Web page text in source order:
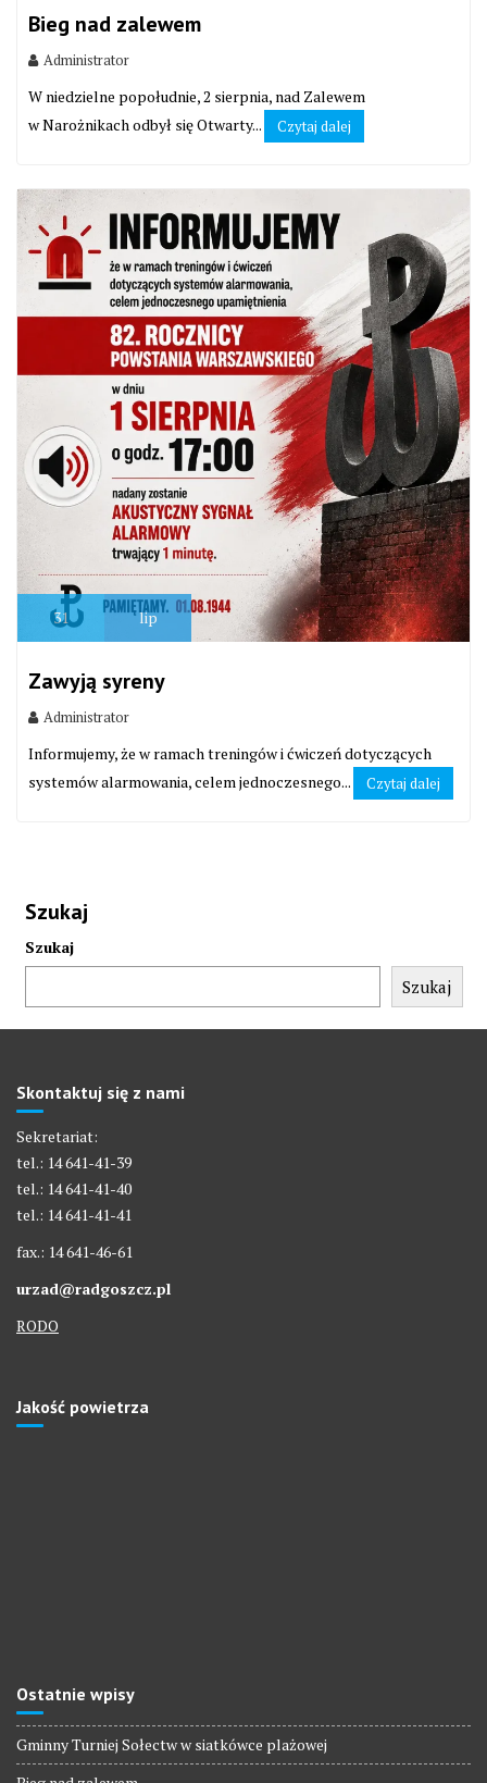
Bieg nad zalewem
Administrator
W niedzielne popołudnie, 2 sierpnia, nad Zalewem
w Narożnikach odbył się Otwarty...
Czytaj dalej
31 lip
Zawyją syreny
Administrator
Informujemy, że w ramach treningów i ćwiczeń dotyczących
systemów alarmowania, celem jednoczesnego...
Czytaj dalej
Szukaj
Szukaj
Szukaj
Skontaktuj się z nami
Sekretariat:
tel.: 14 641-41-39
tel.: 14 641-41-40
tel.: 14 641-41-41
fax.: 14 641-46-61
urzad@radgoszcz.pl
RODO
Jakość powietrza
Ostatnie wpisy
Gminny Turniej Sołectw w siatkówce plażowej